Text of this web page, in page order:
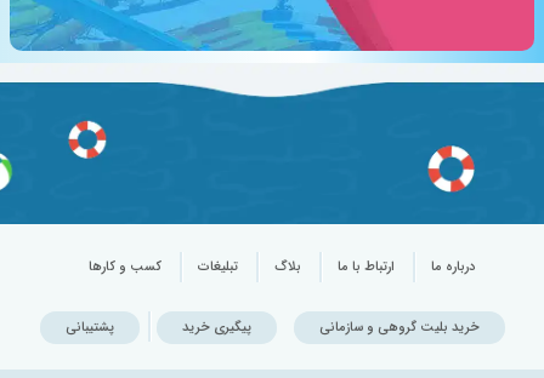
درباره ما ارتباط با ما بلاگ تبلیغات کسب و کارها
خرید بلیت گروهی و سازمانی پیگیری خرید پشتیبانی